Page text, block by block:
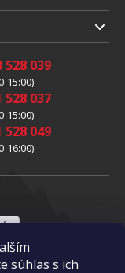
súhlas s ich
528 039
15:00)
528 037
15:00)
528 049
16:00)